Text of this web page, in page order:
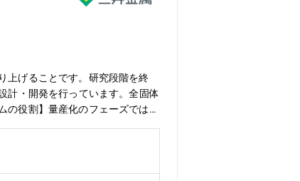
上げることです。研究段階を終
計・開発を行っています。全固体
役割】量産化のフェーズでは、
、操業に関わるデータやシステ
るプロジェクトに参画し、業務
場と連携して業務を進めていきま